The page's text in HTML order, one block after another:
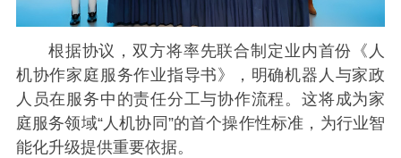
根据协议，双方将率先联合制定业内首份《人
机协作家庭服务作业指导书》，明确机器人与家政
人员在服务中的责任分工与协作流程。这将成为家
庭服务领域“人机协同”的首个操作性标准，为行业智
能化升级提供重要依据。